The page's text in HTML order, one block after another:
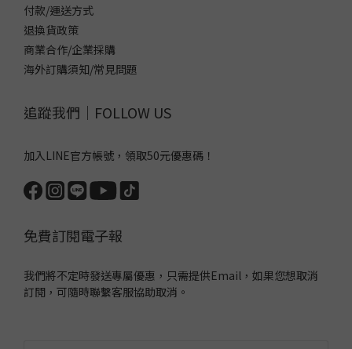
付款/運送方式
退換貨政策
商業合作/企業採購
海外訂購須知/常見問題
追蹤我們｜FOLLOW US
加入LINE官方帳號，領取50元優惠碼！
免費訂閱電子報
我們將不定時發送專屬優惠，只需提供Email，如果您想取消
訂閱，可隨時聯繫客服協助取消。